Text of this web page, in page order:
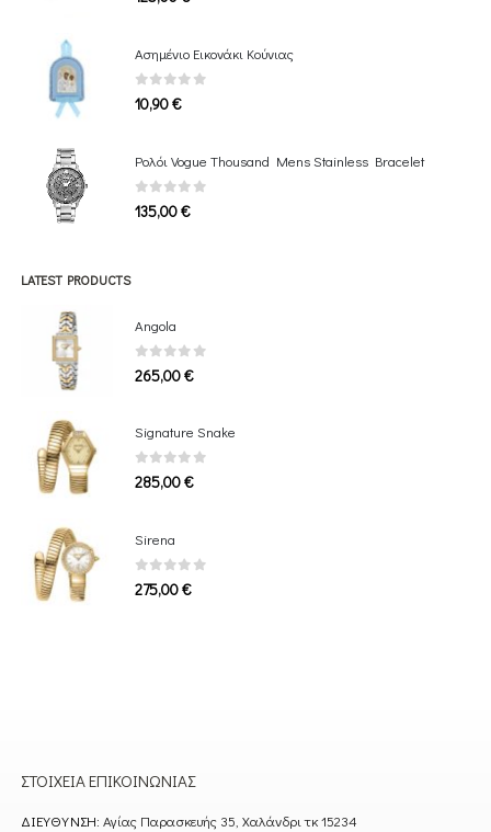
Ασημένιο Εικονάκι Κούνιας
0out of 5
10,90€
Ρολόι Vogue Thousand Mens Stainless Bracelet
0out of 5
135,00€
LATEST PRODUCTS
Angola
0 out of 5
265,00€
Signature Snake
0out of 5
285,00€
Sirena
0out of 5
275,00€
ΣΤΟΙΧΕΊΑ ΕΠΙΚΟΙΝΩΝΊΑΣ
ΔΙΕΎΘΥΝΣΗ: Αγίας Παρασκευής 35, Χαλάνδρι τκ 15234